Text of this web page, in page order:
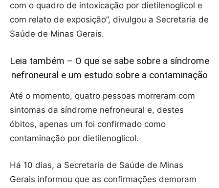
com o quadro de intoxicação por dietilenoglicol e
com relato de exposição”, divulgou a Secretaria de
Saúde de Minas Gerais.
Leia também – O que se sabe sobre a síndrome
nefroneural e um estudo sobre a contaminação
Até o momento, quatro pessoas morreram com
sintomas da síndrome nefroneural e, destes
óbitos, apenas um foi confirmado como
contaminação por dietilenoglicol.
Há 10 dias, a Secretaria de Saúde de Minas
Gerais informou que as confirmações demoram